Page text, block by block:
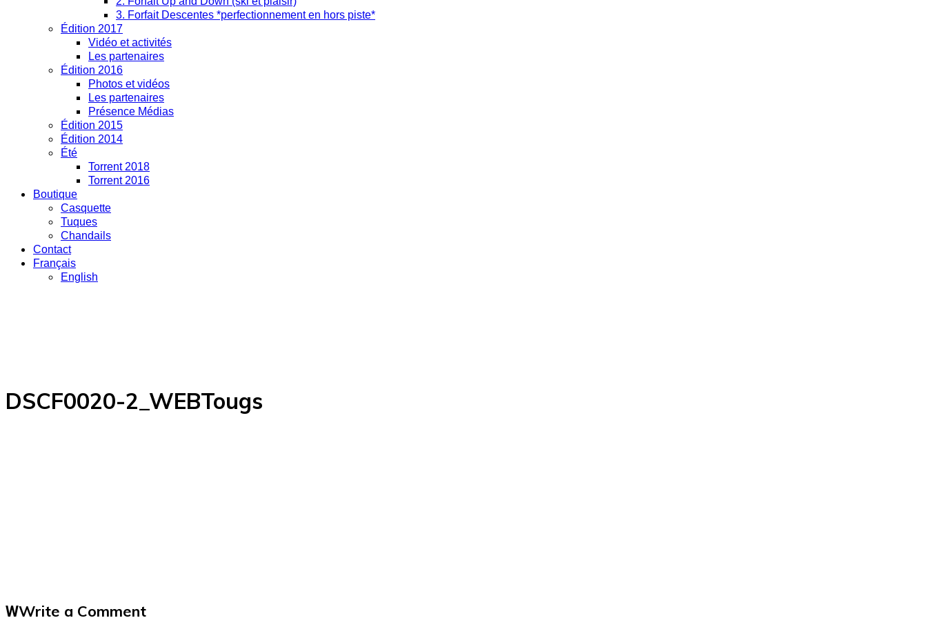
3. Forfait Descentes *perfectionnement en hors piste*
Édition 2017
Vidéo et activités
Les partenaires
Édition 2016
Photos et vidéos
Les partenaires
Présence Médias
Édition 2015
Édition 2014
Été
Torrent 2018
Torrent 2016
Boutique
Casquette
Tuques
Chandails
Contact
Français
English
DSCF0020-2_WEBTougs
WWrite a Comment